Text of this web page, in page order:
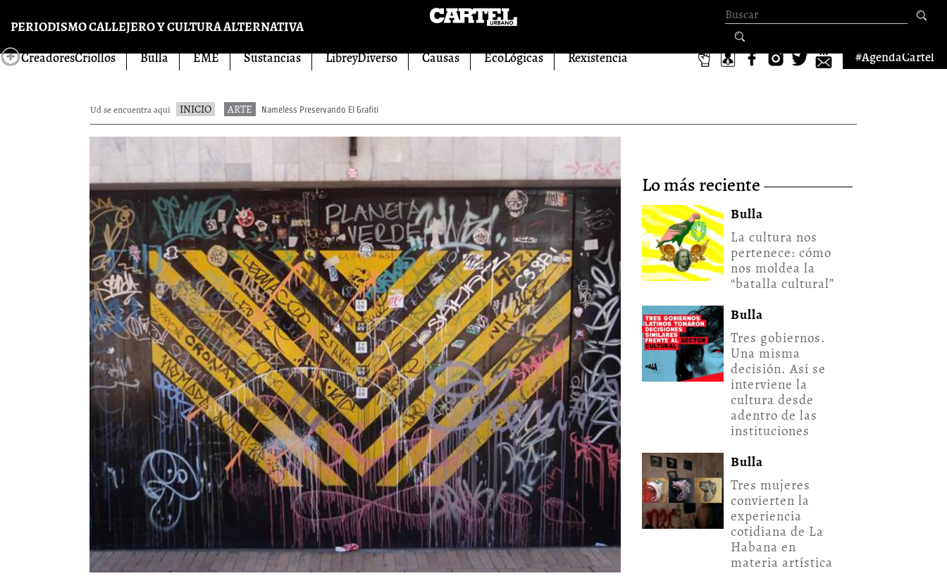
PERIODISMO CALLEJERO Y CULTURA ALTERNATIVA
Formulario de
búsqueda
CreadoresCriollos Bulla EME Sustancias LibreyDiverso Causas EcoLógicas Rexistencia #AgendaCartel
Ud se encuentra aquí INICIO ARTE Nameless Preservando El Grafiti
lo más reciente
Bulla
La cultura nos
pertenece: cómo
nos moldea la
“batalla cultural”
Bulla
Tres gobiernos.
Una misma
decisión. Así se
interviene la
cultura desde
adentro de las
instituciones
Bulla
Tres mujeres
convierten la
experiencia
cotidiana de La
Habana en
materia artística